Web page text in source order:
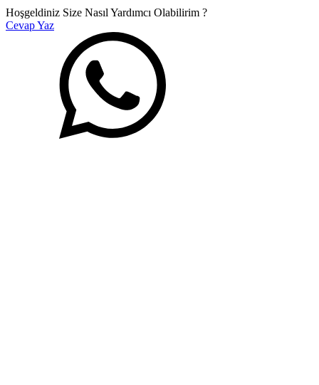
Hoşgeldiniz Size Nasıl Yardımcı Olabilirim ?
Cevap Yaz